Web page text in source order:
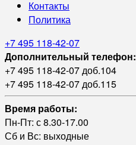
Контакты
Политика
+7 495 118-42-07
Дополнительный телефон:
+7 495 118-42-07 доб.104
+7 495 118-42-07 доб.115
Время работы:
Пн-Пт: с 8.30-17.00
Сб и Вс: выходные